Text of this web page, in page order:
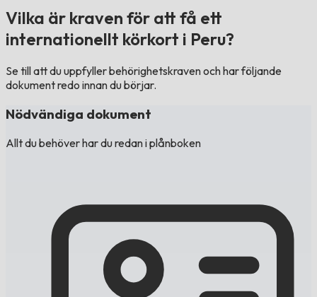
Vilka är kraven för att få ett
internationellt körkort i Peru?
Se till att du uppfyller behörighetskraven och har följande
dokument redo innan du börjar.
Nödvändiga dokument
Allt du behöver har du redan i plånboken